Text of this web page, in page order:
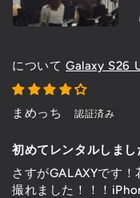
Galaxy S26
まめっち
初めてレンタルしま
さすがGALAXYです
撮れました！！！